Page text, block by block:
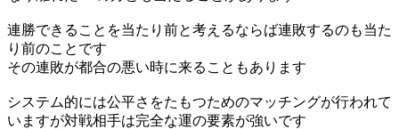
連勝できることを当たり前と考えるならば連敗するのも当た
り前のことです
その連敗が都合の悪い時に来ることもあります
システム的には公平さをたもつためのマッチングが行われて
いますが対戦相手は完全な運の要素が強いです